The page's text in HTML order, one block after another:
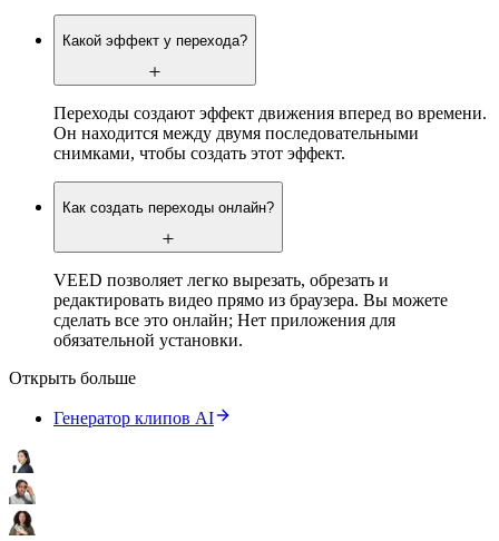
Какой эффект у перехода?
Переходы создают эффект движения вперед во времени.
Он находится между двумя последовательными
снимками, чтобы создать этот эффект.
Как создать переходы онлайн?
VEED позволяет легко вырезать, обрезать и
редактировать видео прямо из браузера. Вы можете
сделать все это онлайн; Нет приложения для
обязательной установки.
Открыть больше
Генератор клипов AI